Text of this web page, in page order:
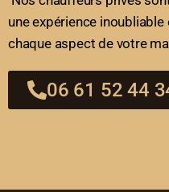
une expérience
chaque aspect de votre
06 61 52 44